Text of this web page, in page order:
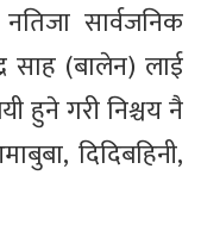
सार्वजनिक
साह (बालेन) लाई
हुने गरी निश्चय नै
दिदिबहिनी,